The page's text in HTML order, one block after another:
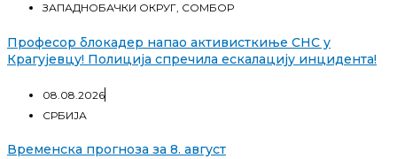
ЗАПАДНОБАЧКИ ОКРУГ, СОМБОР
Професор блокадер напао активисткиње СНС у
Крагујевцу! Полиција спречила ескалацију инцидента!
08.08.2026
СРБИЈА
Временска прогноза за 8. август